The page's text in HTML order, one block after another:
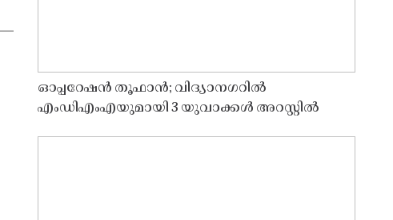
ഓപ്പറേഷൻ തൂഫാൻ; വിദ്യാനഗറിൽ
എംഡിഎംഎയുമായി 3 യുവാക്കൾ അറസ്റ്റിൽ